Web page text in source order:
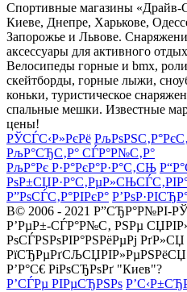
Спортивные магазины «Драйв-
Киеве, Днепре, Харькове,
Запорожье и Львове.
аксессуары для активного
Велосипеды горные и bmx,
скейтборды, горные лыжи,
коньки, туристическое
спальные мешки. Известные
цены!
РЎСЃС‹Р»РєРё
РљР°СЂС‚Р° СЃР°Р№С‚Р°
РљР°Рє Р·Р°РєР°Р·Р°С‚СЊ
Р”РѕСЃС‚Р°РІРєР°
В© 2006 - 2021 Р”СЂР°Р№РІ-
Р’РµР±-СЃР°Р№С‚ РЅРµ
РѕСЃРЅРѕРІР°РЅРёРµРј РґР»СЏ
Р’Р°С€ РіРѕСЂРѕРґ "Киев"?
Р’СЃРµ РІРµСЂРЅРѕ